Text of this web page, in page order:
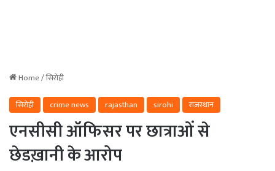
Home/सिरोही
सिरोही
crime news rajasthan sirohi राजस्थान
एनसीसी ऑफिसर पर छात्राओं से
छेडख़ानी के आरोप